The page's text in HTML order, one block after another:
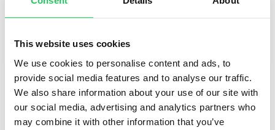
This website uses cookies
We use cookies to personalise content and ads, to
provide social media features and to analyse our traffic.
We also share information about your use of our site with
our social media, advertising and analytics partners who
may combine it with other information that you’ve